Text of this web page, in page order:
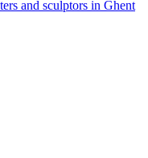
and sculptors in Ghent